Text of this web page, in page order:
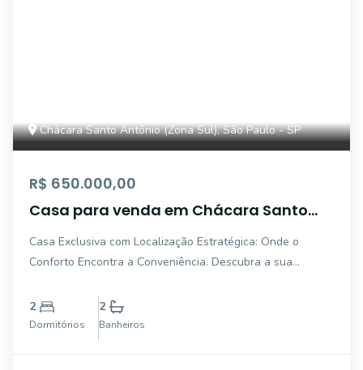
Chácara Santo Antônio (Zona Sul), São Paulo - SP
R$ 650.000,00
Casa para venda em Chácara Santo
Casa Exclusiva com Localização Estratégica: Onde o
Conforto Encontra a Conveniência. Descubra a sua
(Zona Sul), São Paulo. venha morar neste aconchegante
sobrado de 93 m² que oferece a rara oportunida
2
Dormitórios
2
Banheiros